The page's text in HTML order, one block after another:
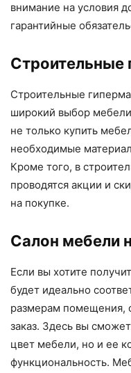
внимание на условия
гарантийные
Строительные
Строительные
широкий выбор
не только купить
необходимые
Кроме того, в
проводятся акции и
на покупке.
Салон мебели
Если вы хотите
будет идеально
размерам помещения,
заказ. Здесь вы
цвет мебели, но и ее
функциональность.